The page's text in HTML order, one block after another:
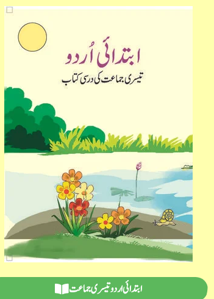
ابتدائی اردو تیسری جماعت